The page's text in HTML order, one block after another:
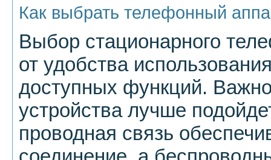
Как выбрать телефонный
Выбор стационарного
от удобства
доступных функций.
устройства лучше
проводная связь